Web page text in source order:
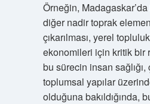
Örneğin,
diğer nadir toprak
çıkarılması, yerel
ekonomileri için kritik bir
bu sürecin insan sağlığı,
toplumsal yapılar
olduğuna bakıldığında,